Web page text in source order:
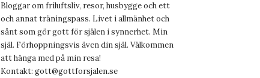
Bloggar om friluftsliv, resor, husbygge och ett
och annat träningspass. Livet i allmänhet och
sånt som gör gott för själen i synnerhet. Min
själ. Förhoppningsvis även din själ. Välkommen
att hänga med på min resa!
Kontakt: gott@gottforsjalen.se